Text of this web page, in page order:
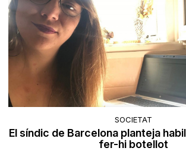
SOCIETAT
El síndic de Barcelona planteja
fer-hi botellot